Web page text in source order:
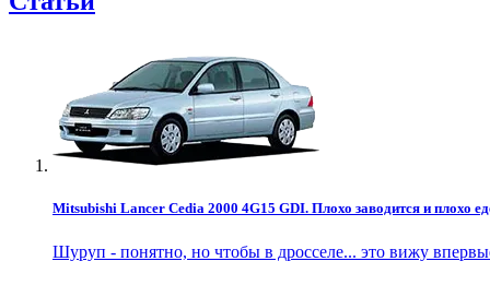
Mitsubishi Lancer Cedia 2000 4G15 GDI. Плохо заводится и плохо
Шуруп - понятно, но чтобы в дросселе... это вижу